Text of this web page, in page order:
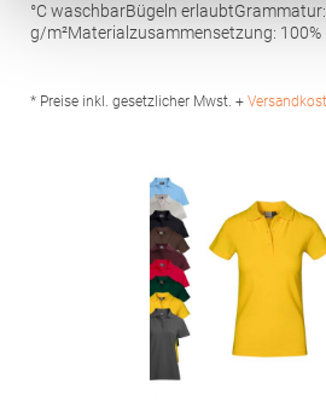
°C waschbarBügeln
g/m²Materialzusammensetzung:
Naas Road Bus. Park Naas Road Dublin
* Preise inkl. gesetzlicher Mwst. +